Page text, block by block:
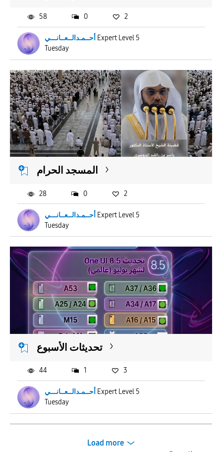
أحــمـدالــعــانـــي Expert Level 5
Tuesday
58 0 2
المسجد الحرام
أحــمـدالــعــانـــي Expert Level 5
Tuesday
28 0 2
تحديثات الأسبوع
أحــمـدالــعــانـــي Expert Level 5
Tuesday
44 1 3
Load more